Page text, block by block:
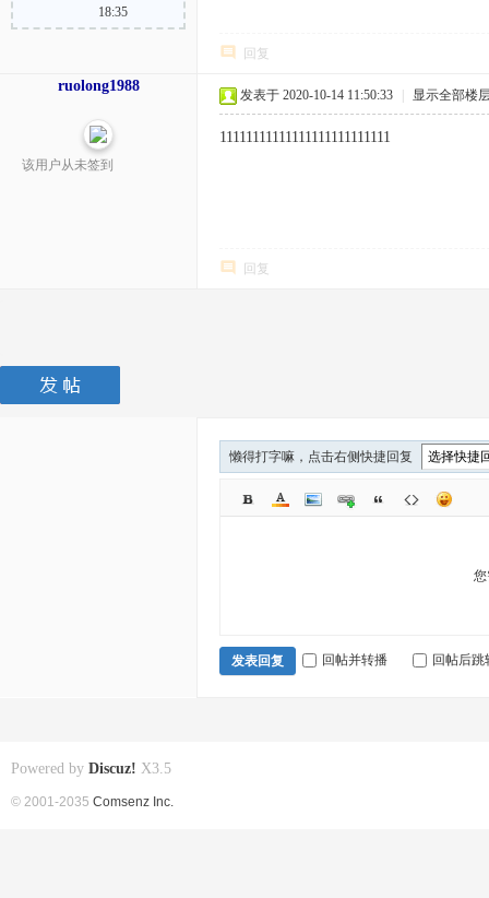
18:35
回复
ruolong1988
该用户从未签到
发表于 2020-10-14 11:50:33 显示全部楼
11111111111111111111111111
回复
懒得打字嘛，点击右侧快捷回复
发表回复 回帖并转播 回帖后跳
Powered by Discuz! X3.5
© 2001-2035 Comsenz Inc.